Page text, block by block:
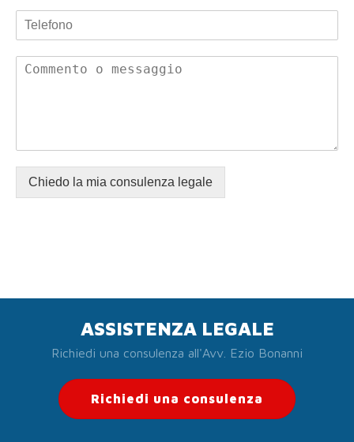
Chiedo la mia consulenza legale
ASSISTENZA LEGALE
Richiedi una consulenza all'Avv. Ezio Bonanni
Richiedi una consulenza